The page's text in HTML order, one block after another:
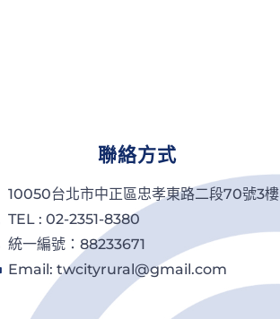
聯絡方式
10050台北市中正區忠孝東路二段70號3樓
TEL : 02-2351-8380
統一編號：88233671
Email: twcityrural@gmail.com